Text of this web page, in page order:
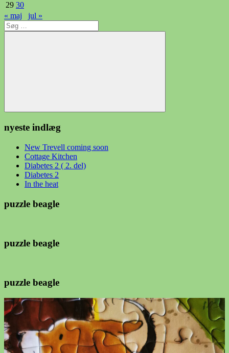
29 30
« maj
jul »
Søg
efter:
Søg
nyeste indlæg
New Trevell coming soon
Cottage Kitchen
Diabetes 2 ( 2. del)
Diabetes 2
In the heat
puzzle beagle
puzzle beagle
puzzle beagle